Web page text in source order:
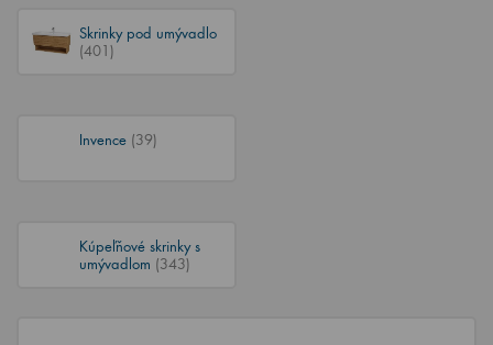
Skrinky pod umývadlo
(401)
Invence (39)
Kúpeľňové skrinky s
umývadlom (343)